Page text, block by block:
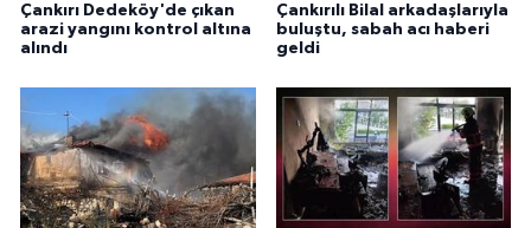
Çankırı Dedeköy'de çıkan
arazi yangını kontrol altına
alındı
Çankırılı Bilal arkadaşlarıyla
buluştu, sabah acı haberi
geldi